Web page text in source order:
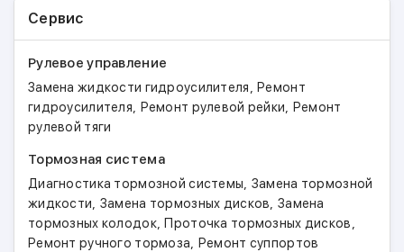
Сервис
Рулевое управление
Замена жидкости гидроусилителя,Ремонт
гидроусилителя, Ремонт рулевой рейки, Ремонт
рулевой тяги
Тормозная система
Диагностика тормозной системы, Замена тормозной
жидкости, Замена тормозных дисков, Замена
тормозных колодок,Проточка тормозных дисков,
Ремонт ручного тормоза, Ремонт суппортов